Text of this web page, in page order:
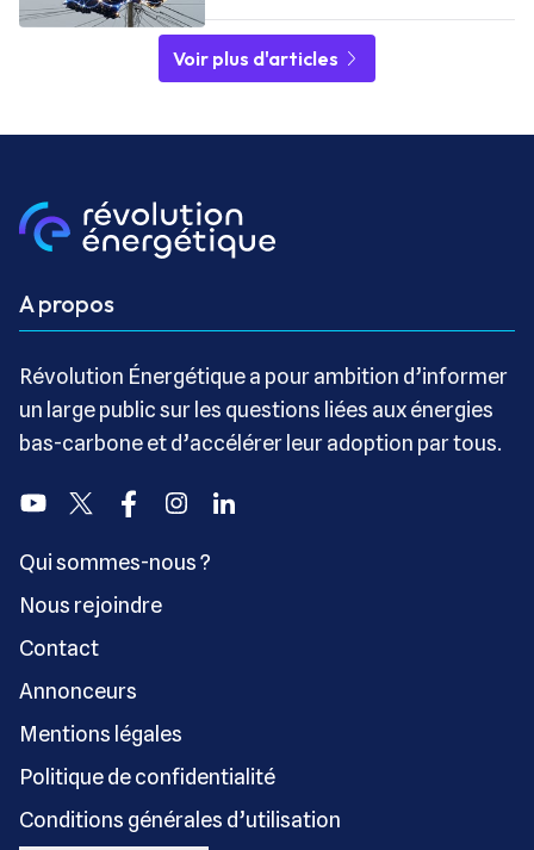
Voir plus d'articles
A propos
Révolution Énergétique a pour ambition d’informer
un large public sur les questions liées aux énergies
bas-carbone et d’accélérer leur adoption par tous.
YoutubeTwitter FacebookInstagramLinkedin
Qui sommes-nous ?
Nous rejoindre
Contact
Annonceurs
Mentions légales
Politique de confidentialité
Conditions générales d’utilisation